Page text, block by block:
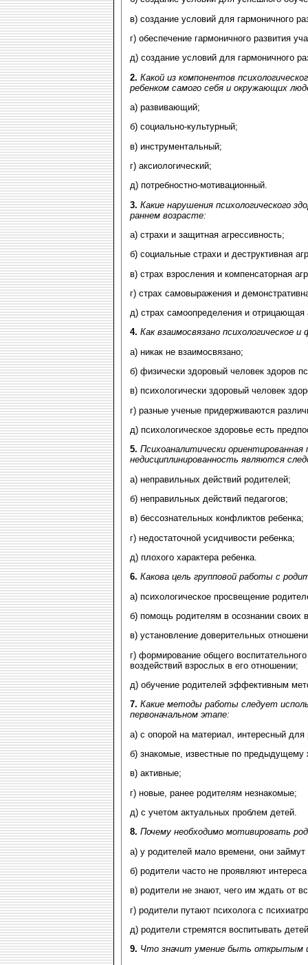
в) создание условий для гармоничного
г) обеспечение гармоничного развития
д) создание условий для гармоничного
2. Какой из компонентов
ребенком самого себя и окружающих
а) развивающий;
б) социально-культурный;
в) инструментальный;
г) аксиологический;
д) потребностно-мотивационный.
3. Какие нарушения психологического
раннем возрасте:
а) страхи и защитная агрессивность;
б) социальные страхи и деструктивная
в) страх взросления и компенсаторная
г) страх самовыражения и
д) страх самоопределения и отрицающая
4. Как взаимосвязано психологическое и
а) никак не взаимосвязано;
б) физически здоровый человек здоров
в) психологически здоровый человек
г) разные ученые придерживаются
д) психологическое здоровье есть
5. Психоаналитически
недисциплинированность являются
а) неправильных действий родителей;
б) неправильных действий педагогов;
в) бессознательных конфликтов ребенка;
г) недостаточной усидчивости ребенка;
д) плохого характера ребенка.
6. Какова цель групповой работы с
а) психологическое просвещение
б) помощь родителям в осознании своих
в) установление доверительных
г) формирование общего
воздействий взрослых в его отношении;
д) обучение родителей эффективным
7. Какие методы работы следует
первоначальном этапе:
а) с опорой на материал, интересный для
б) знакомые, известные по предыдущему
в) активные;
г) новые, ранее родителям незнакомые;
д) с учетом актуальных проблем детей.
8. Почему необходимо мотивировать
а) у родителей мало времени, они
б) родители часто не проявляют
в) родители не знают, чего им ждать от
г) родители путают психолога с
д) родители стремятся воспитывать
9. Что значит умение быть открытым